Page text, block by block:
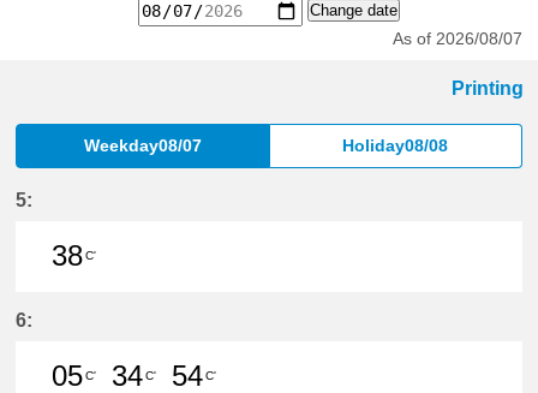
Change date
As of 2026/08/07
Printing
Weekday08/07 Holiday08/08
5:
38C'
6:
05C'
34C'
54C'